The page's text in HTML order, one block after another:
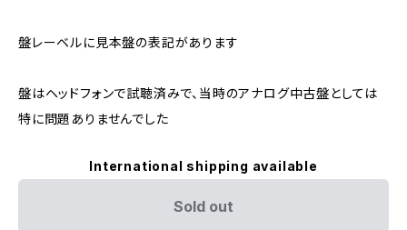
盤レーベルに見本盤の表記があります
盤はヘッドフォンで試聴済みで、当時のアナログ中古盤としては
特に問題ありませんでした
International shipping available
Sold out